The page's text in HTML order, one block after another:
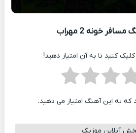
خونه 2 مهراب
کنید تا به آن امتیاز دهید!
که به این آهنگ امتیاز می دهید.
آنلاین موزیک